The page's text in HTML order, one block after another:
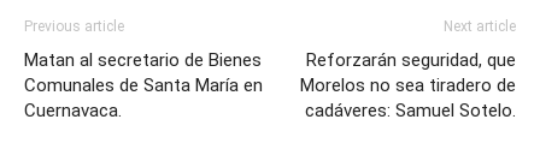
Previous article
Matan al secretario de Bienes
Comunales de Santa María en
Cuernavaca.
Next article
Reforzarán seguridad, que
Morelos no sea tiradero de
cadáveres: Samuel Sotelo.